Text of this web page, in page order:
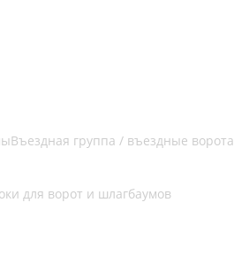
Въездная группа / въездные ворота
для ворот и шлагбаумов